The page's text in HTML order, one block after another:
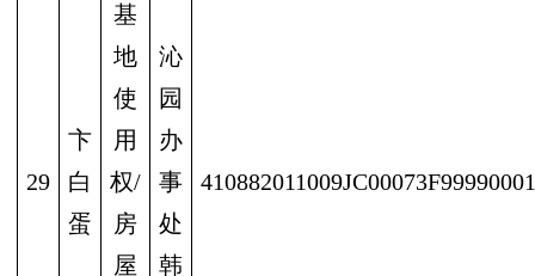
29
卞
白
蛋
基
地
使
用
权/
房
屋
沁
园
办
事
处
韩
410882011009JC00073F99990001